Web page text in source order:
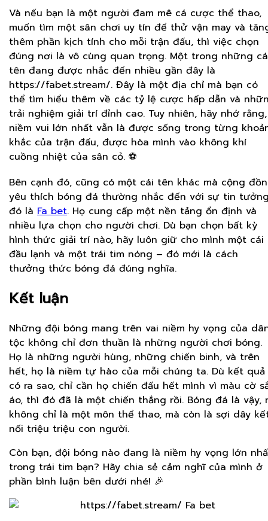
Và nếu bạn là một người đam mê cá cược thể thao,
muốn tìm một sân chơi uy tín để thử vận may và
thêm phần kịch tính cho mỗi trận đấu, thì việc chọn
đúng nơi là vô cùng quan trọng. Một trong những
tên đang được nhắc đến nhiều gần đây là
https://fabet.stream/. Đây là một địa chỉ mà bạn có
thể tìm hiểu thêm về các tỷ lệ cược hấp dẫn và
trải nghiệm giải trí đỉnh cao. Tuy nhiên, hãy nhớ rằng,
niềm vui lớn nhất vẫn là được sống trong từng
khắc của trận đấu, được hòa mình vào không khí
cuồng nhiệt của sân cỏ. ⚽
Bên cạnh đó, cũng có một cái tên khác mà cộng
yêu thích bóng đá thường nhắc đến với sự tin
đó là Fa bet. Họ cung cấp một nền tảng ổn định và
nhiều lựa chọn cho người chơi. Dù bạn chọn bất kỳ
hình thức giải trí nào, hãy luôn giữ cho mình một cái
đầu lạnh và một trái tim nóng – đó mới là cách
thưởng thức bóng đá đúng nghĩa.
Kết luận
Những đội bóng mang trên vai niềm hy vọng của
tộc không chỉ đơn thuần là những người chơi bóng.
Họ là những người hùng, những chiến binh, và trên
hết, họ là niềm tự hào của mỗi chúng ta. Dù kết quả
có ra sao, chỉ cần họ chiến đấu hết mình vì màu cờ
áo, thì đó đã là một chiến thắng rồi. Bóng đá là vậy,
không chỉ là một môn thể thao, mà còn là sợi dây
nối triệu triệu con người.
Còn bạn, đội bóng nào đang là niềm hy vọng lớn
trong trái tim bạn? Hãy chia sẻ cảm nghĩ của mình ở
phần bình luận bên dưới nhé! 🎉